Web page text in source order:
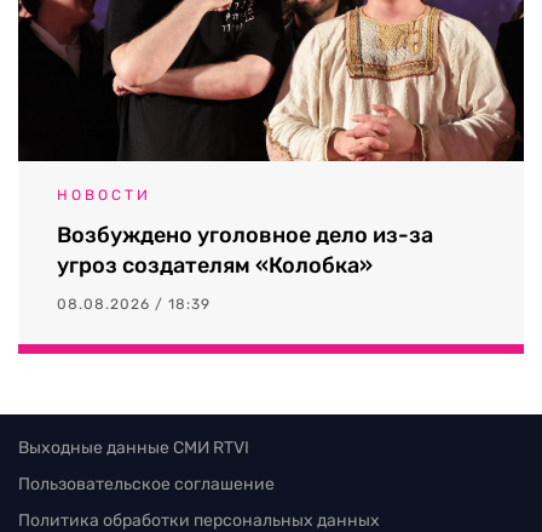
НОВОСТИ
Возбуждено уголовное дело из-за
угроз создателям «Колобка»
08.08.2026 / 18:39
Выходные данные СМИ RTVI
Пользовательское соглашение
Политика обработки персональных данных